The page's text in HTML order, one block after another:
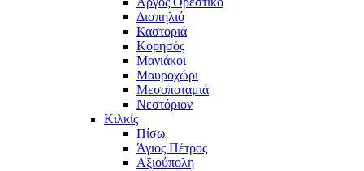
Δισπηλιό
Καστοριά
Κορησός
Μανιάκοι
Μαυροχώρι
Μεσοποταμιά
Νεστόριον
Κιλκίς
Πίσω
Άγιος Πέτρος
Αξιούπολη